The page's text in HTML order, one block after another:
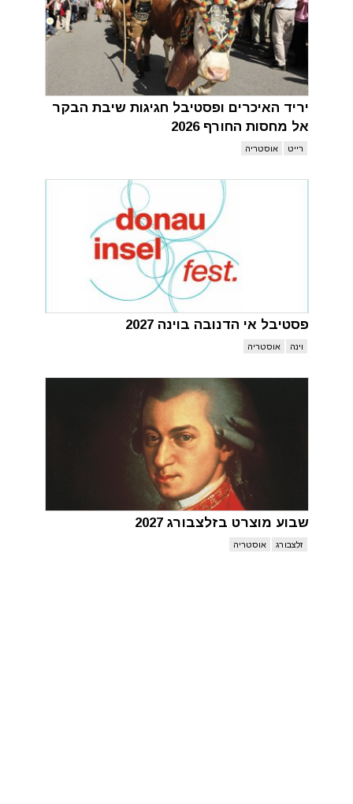
יריד האיכרים ופסטיבל חגיגות שיבת הבקר
אל מחסות החורף 2026
רייט אוסטריה
פסטיבל אי הדנובה בוינה 2027
וינה אוסטריה
שבוע מוצרט בזלצבורג 2027
זלצבורג אוסטריה